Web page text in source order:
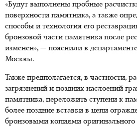
«Будут выполнены пробные
поверхности памятника, а также
способы и технология его
бронзовой части памятника после
изменен», — пояснили в
Москвы.
Также предполагается, в частности,
загрязнений и поздних наслоений
памятника, переложить ступени к
более поздние вставки в цепи
бронзовыми копиями оригинального